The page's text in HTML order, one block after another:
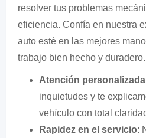
resolver tus problemas
eficiencia. Confía en nuestra
auto esté en las mejores
trabajo bien hecho y
Atención personalizada
inquietudes y te
vehículo con total
Rapidez en el servicio: